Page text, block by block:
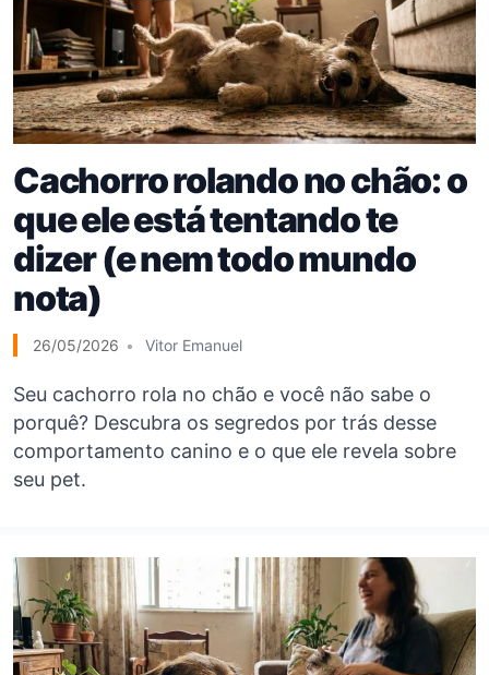
Cachorro rolando no chão: o
que ele está tentando te
dizer (e nem todo mundo
nota)
26/05/2026 Vitor Emanuel
Seu cachorro rola no chão e você não sabe o
porquê? Descubra os segredos por trás desse
comportamento canino e o que ele revela sobre
seu pet.